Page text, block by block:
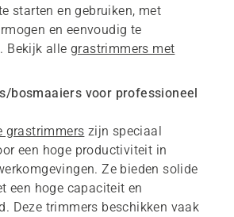
starten en gebruiken, met
en eenvoudig te
Bekijk alle grastrimmers met
bosmaaiers voor professioneel
grastrimmers zijn speciaal
een hoge productiviteit in
Ze bieden solide
een hoge capaciteit en
Deze trimmers beschikken vaak